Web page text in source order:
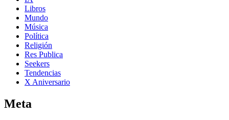
Libros
Mundo
Música
Política
Religión
Res Publica
Seekers
Tendencias
X Aniversario
Meta